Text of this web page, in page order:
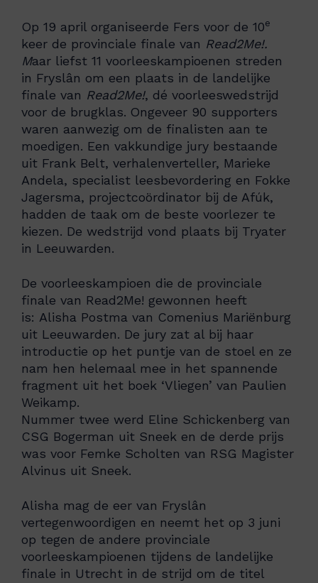
Op 19 april organiseerde Fers voor de 10e
keer de provinciale finale van Read2Me!.
Maar liefst 11 voorleeskampioenen streden
in Fryslân om een plaats in de landelijke
finale van Read2Me!, dé voorleeswedstrijd
voor de brugklas. Ongeveer 90 supporters
waren aanwezig om de finalisten aan te
moedigen. Een vakkundige jury bestaande
uit Frank Belt, verhalenverteller, Marieke
Andela, specialist leesbevordering en Fokke
Jagersma, projectcoördinator bij de Afúk,
hadden de taak om de beste voorlezer te
kiezen. De wedstrijd vond plaats bij Tryater
in Leeuwarden.
De voorleeskampioen die de provinciale
finale van Read2Me! gewonnen heeft
is: Alisha Postma van Comenius Mariënburg
uit Leeuwarden. De jury zat al bij haar
introductie op het puntje van de stoel en ze
nam hen helemaal mee in het spannende
fragment uit het boek ‘Vliegen’ van Paulien
Weikamp.
Nummer twee werd Eline Schickenberg van
CSG Bogerman uit Sneek en de derde prijs
was voor Femke Scholten van RSG Magister
Alvinus uit Sneek.
Alisha mag de eer van Fryslân
vertegenwoordigen en neemt het op 3 juni
op tegen de andere provinciale
voorleeskampioenen tijdens de landelijke
finale in Utrecht in de strijd om de titel